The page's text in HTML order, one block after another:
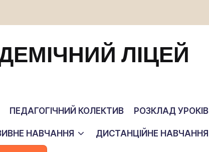
ЛІЦЕЙ
ПЕДАГОГІЧНИЙ КОЛЕКТИВ РОЗКЛАД УРОКІВ
НАВЧАННЯ ДИСТАНЦІЙНЕ НАВЧАННЯ